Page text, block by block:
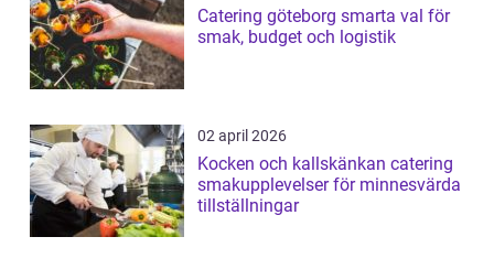
Catering göteborg smarta val för
smak, budget och logistik
02 april 2026
Kocken och kallskänkan catering
smakupplevelser för minnesvärda
tillställningar